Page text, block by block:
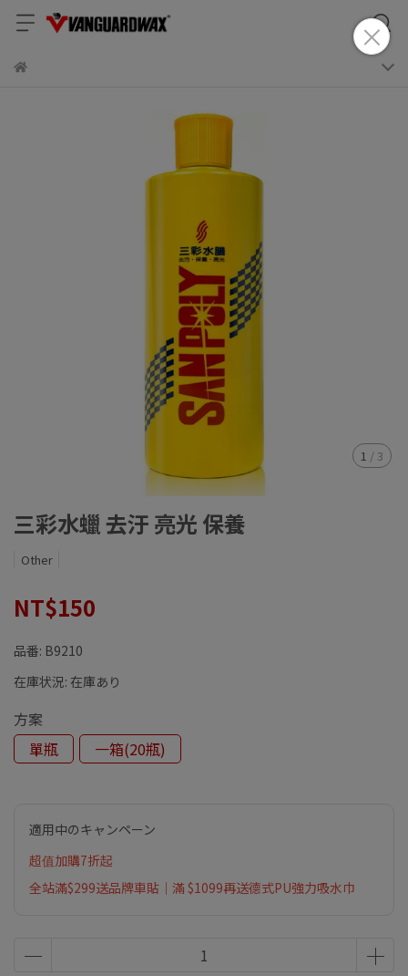
1 / 3
三彩水蠟 去汙 亮光 保養
Other
NT$150
品番: B9210
在庫状況: 在庫あり
方案
單瓶
一箱(20瓶)
適用中のキャンペーン
超值加購7折起
全站滿$299送品牌車貼｜滿 $1099再送德式PU強力吸水巾